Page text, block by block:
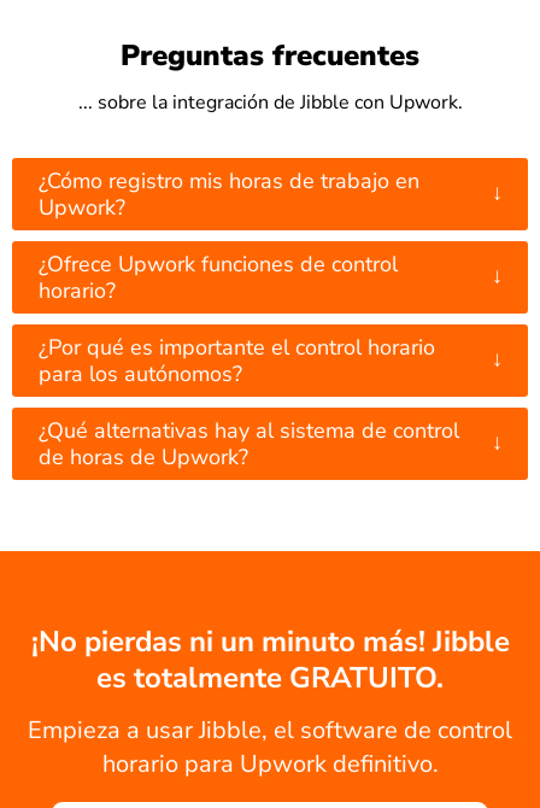
Preguntas frecuentes
... sobre la integración de Jibble con Upwork.
¿Cómo registro mis horas de trabajo en
Upwork?
↓
¿Ofrece Upwork funciones de control
horario?
↓
¿Por qué es importante el control horario
para los autónomos?
↓
¿Qué alternativas hay al sistema de control
de horas de Upwork?
↓
¡No pierdas ni un minuto más! Jibble
es totalmente GRATUITO.
Empieza a usar Jibble, el software de control
horario para Upwork definitivo.